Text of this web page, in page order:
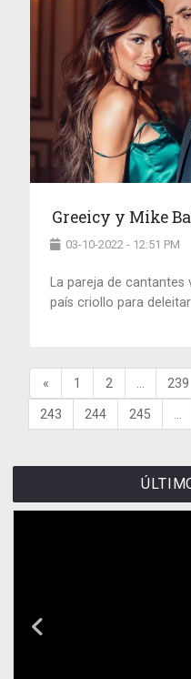
Greeicy y Mike
03-10-2022 - 12:51 PM
La pareja de
país criollo para deleitar
« 1 2 239
243 244 245